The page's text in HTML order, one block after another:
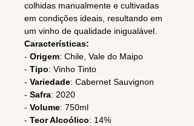
colhidas manualmente e cultivadas
em condições ideais, resultando em
um vinho de qualidade inigualável.
Características:
- Origem: Chile, Vale do Maipo
- Tipo: Vinho Tinto
- Variedade: Cabernet Sauvignon
- Safra: 2020
- Volume: 750ml
- Teor Alcoólico: 14%